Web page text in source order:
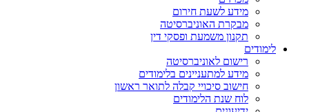
מידע לשעת חירום
מבקרת האוניברסיטה
תקנון משמעת ופסקי דין
לימודים
רישום לאוניברסיטה
מידע למתעניינים בלימודים
חישוב סיכויי קבלה לתואר ראשון
לוח שנת הלימודים